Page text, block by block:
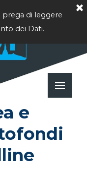
prega di leggere
dei Dati.
e